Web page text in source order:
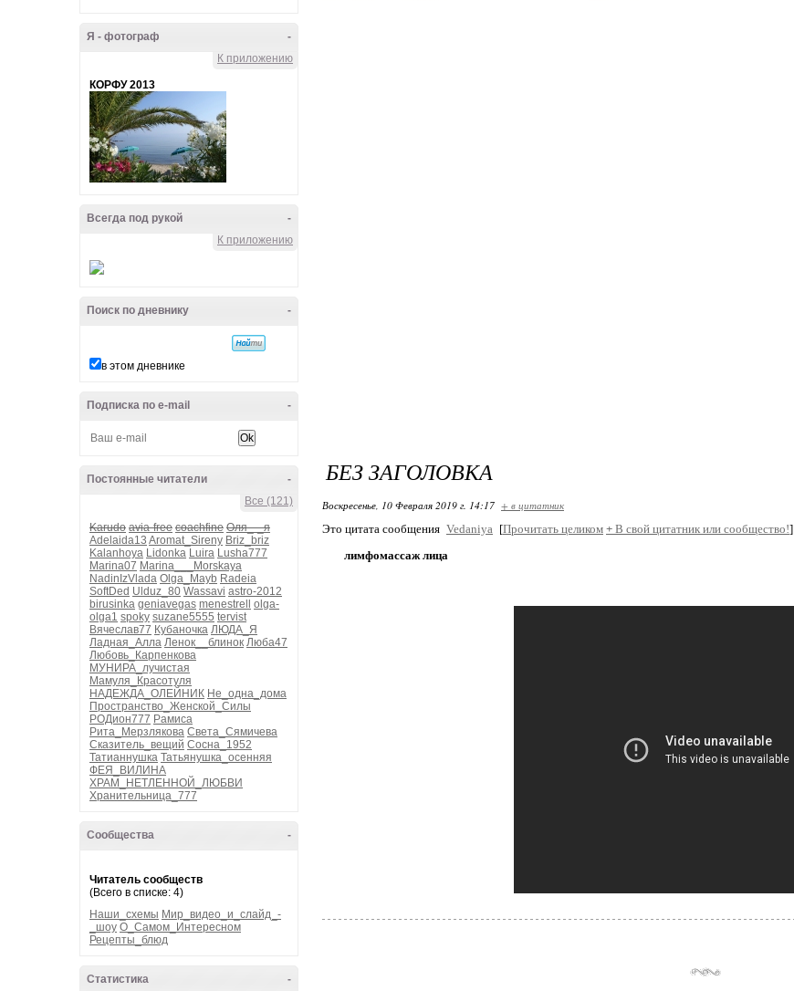
-
Я - фотограф
К приложению
КОРФУ 2013
-
Всегда под рукой
К приложению
-
Поиск по дневнику
в этом дневнике
-
Подписка по e-mail
-
Постоянные читатели
Все (121)
Karudo avia-free coachfine Оля_-_я
Adelaida13 Aromat_Sireny Briz_briz
Kalanhoya Lidonka Luira Lusha777
Marina07 Marina___Morskaya
NadinIzVlada Olga_Mayb Radeia
SoftDed Ulduz_80 Wassavi astro-2012
birusinka geniavegas menestrell
olga-
olga1 spoky suzane5555 tervist
Вячеслав77 Кубаночка ЛЮДА_Я
Ладная_Алла Ленок__блинок Люба47
Любовь_Карпенкова
МУНИРА_лучистая
Мамуля_Красотуля
НАДЕЖДА_ОЛЕЙНИК Не_одна_дома
Пространство_Женской_Силы
РОДион777 Рамиса
Рита_Мерзлякова Света_Сямичева
Сказитель_вещий Сосна_1952
Татианнушка Татьянушка_осенняя
ФЕЯ_ВИЛИНА
ХРАМ_НЕТЛЕННОЙ_ЛЮБВИ
Хранительница_777
-
Сообщества
Читатель сообществ
(Всего в списке: 4)
Наши_схемы Мир_видео_и_слайд_-
_шоу О_Самом_Интересном
Рецепты_блюд
-
Статистика
БЕЗ ЗАГОЛОВКА
Воскресенье, 10 Февраля 2019 г. 14:17 + в цитатник
Это цитата сообщения Vedaniya [Прочитать целиком + В свой цитатник или сообщество!]
лимфомассаж лица